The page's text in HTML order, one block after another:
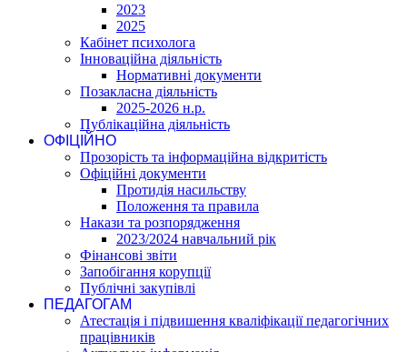
2023
2025
Кабінет психолога
Інноваційна діяльність
Нормативні документи
Позакласна діяльність
2025-2026 н.р.
Публікаційна діяльність
ОФІЦІЙНО
Прозорість та інформаційна відкритість
Офіційні документи
Протидія насильству
Положення та правила
Накази та розпорядження
2023/2024 навчальний рік
Фінансові звіти
Запобігання корупції
Публічні закупівлі
ПЕДАГОГАМ
Атестація і підвишення кваліфікації педагогічних
працівників